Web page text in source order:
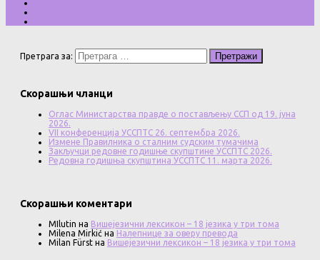
Претрага за:
Скорашњи чланци
Оглас Министарства правде о постављењу ССП од 19. јуна
2026.
VII конференција УССПТС 26. септембра 2026.
Измене Правилника о сталним судским тумачима
Закључци редовне годишње скупштине УССПТС 2026.
Редовна годишња скупштина УССПТС 11. марта 2026.
Скорашњи коментари
MIlutin на Вишејезични лексикон – 18 језика у три тома
Milena Mirkić на Налепнице за оверу превода
Milan Fürst на Вишејезични лексикон – 18 језика у три тома